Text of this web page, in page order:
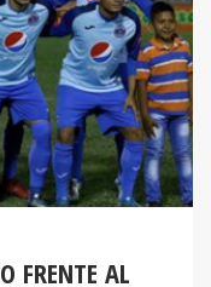
FRENTE AL